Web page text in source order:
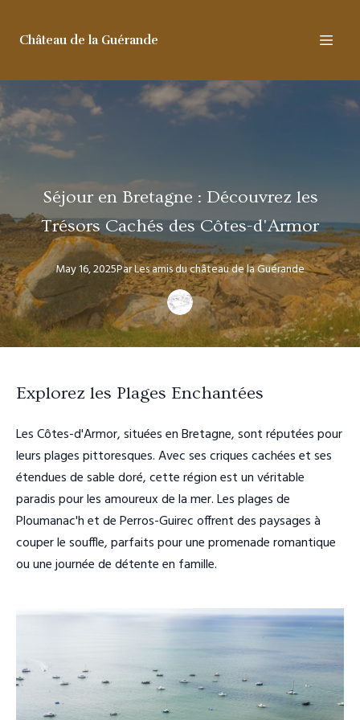
Château de la Guérande
Séjour en Bretagne : Découvrez les
Trésors Cachés des Côtes-d'Armor
May 16, 2025ParLes amisdu château de la Guérande
Explorez les Plages Enchantées
Les Côtes-d'Armor, situées en Bretagne, sont réputées pour
leurs plages pittoresques. Avec ses criques cachées et ses
étendues de sable doré, cette région est un véritable
paradis pour les amoureux de la mer. Les plages de
Ploumanac'h et de Perros-Guirec offrent des paysages à
couper le souffle, parfaits pour une promenade romantique
ou une journée de détente en famille.